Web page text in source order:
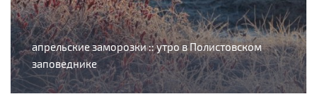
апрельские заморозки :: утро в Полистовском
заповеднике